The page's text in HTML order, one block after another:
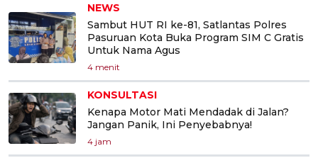
NEWS
Sambut HUT RI ke-81, Satlantas Polres
Pasuruan Kota Buka Program SIM C Gratis
Untuk Nama Agus
4 menit
KONSULTASI
Kenapa Motor Mati Mendadak di Jalan?
Jangan Panik, Ini Penyebabnya!
4 jam